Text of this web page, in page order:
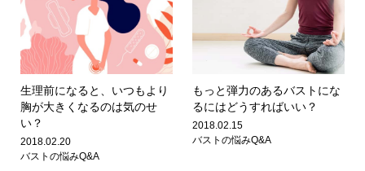
生理前になると、いつもより
胸が大きくなるのは気のせ
い？
2018.02.20
バストの悩みQ&A
もっと弾力のあるバストにな
るにはどうすればいい？
2018.02.15
バストの悩みQ&A